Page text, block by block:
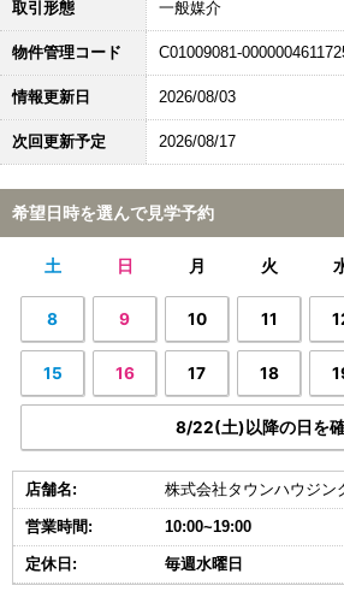
取引形態 一般媒介
物件管理コード C01009081-
情報更新日 2026/08/03
次回更新予定 2026/08/17
希望日時を選んで見学予約
土 日 月 火
8 9 10 11
15 16 17 18
8/22(土)以降の日を
店舗名: 株式会社タウンハウジン
営業時間: 10:00~19:00
定休日: 毎週水曜日